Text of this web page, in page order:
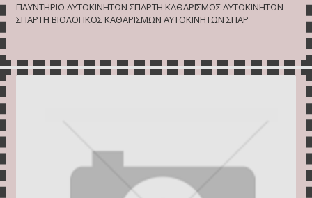
ΠΛΥΝΤΗΡΙΟ ΑΥΤΟΚΙΝΗΤΩΝ ΣΠΑΡΤΗ ΚΑΘΑΡΙΣΜΟΣ ΑΥΤΟΚΙΝΗΤΩΝ
ΣΠΑΡΤΗ ΒΙΟΛΟΓΙΚΟΣ ΚΑΘΑΡΙΣΜΩΝ ΑΥΤΟΚΙΝΗΤΩΝ ΣΠΑΡ